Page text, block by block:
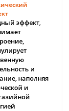
эффект,
и
наполняя
и